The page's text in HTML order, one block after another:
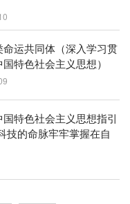
运共同体（深入学习贯
特色社会主义思想）
特色社会主义思想指引
技的命脉牢牢掌握在自